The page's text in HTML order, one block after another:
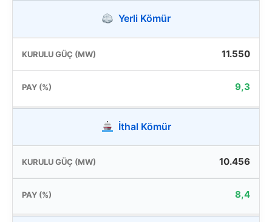
Yerli Kömür
11.550
9,3
İthal Kömür
10.456
8,4